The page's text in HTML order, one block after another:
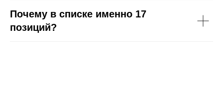
Почему в списке именно 17
позиций?